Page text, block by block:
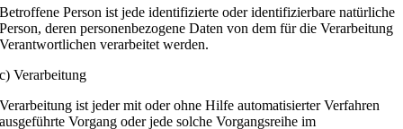
Betroffene Person ist jede identifizierte oder identifizierbare natürliche
Person, deren personenbezogene Daten von dem für die Verarbeitung
Verantwortlichen verarbeitet werden.
c) Verarbeitung
Verarbeitung ist jeder mit oder ohne Hilfe automatisierter Verfahren
ausgeführte Vorgang oder jede solche Vorgangsreihe im